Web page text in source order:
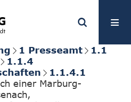
1 Presseamt
1.1
1.1.4
1.1.4.1
einer Marburg-